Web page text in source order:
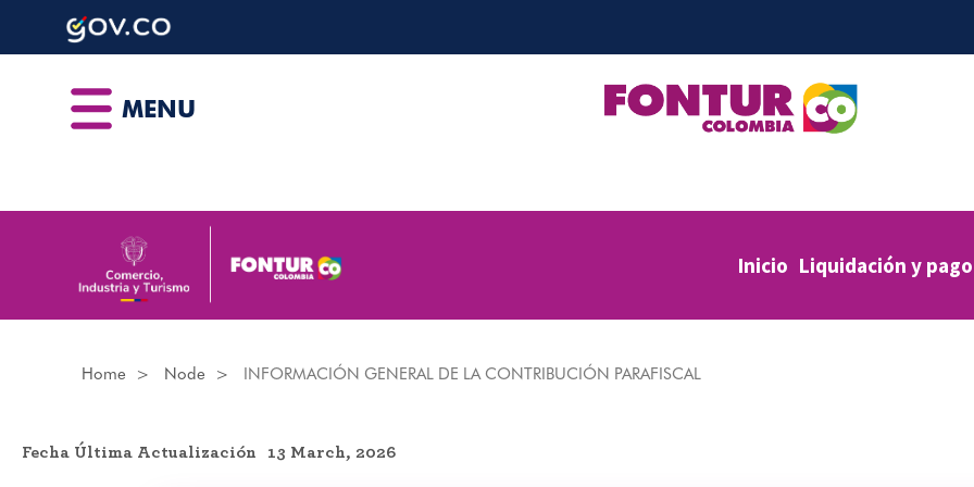
MENU
Inicio Liquidación y
Home Node INFORMACIÓN GENERAL DE LA CONTRIBUCIÓN PARAFISCAL
Fecha Última Actualización 13 March, 2026